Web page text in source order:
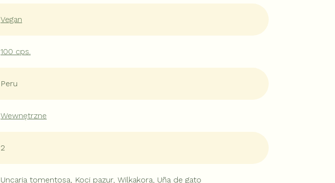
Vegan
100 cps.
Peru
Wewnętrzne
2
Uncaria tomentosa, Koci pazur, Wilkakora, Uña de gato